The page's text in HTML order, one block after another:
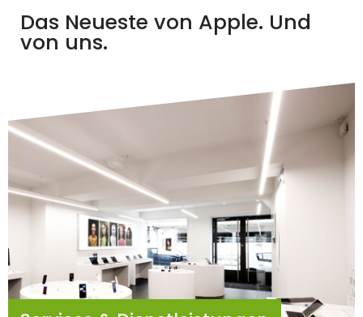
Das Neueste von Apple. Und
von uns.